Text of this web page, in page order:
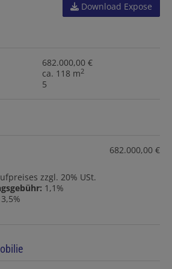
Download Expose
682.000,00 €
ca. 118 m2
5
682.000,00 €
zzgl. 20% USt.
1,1%
3,5%